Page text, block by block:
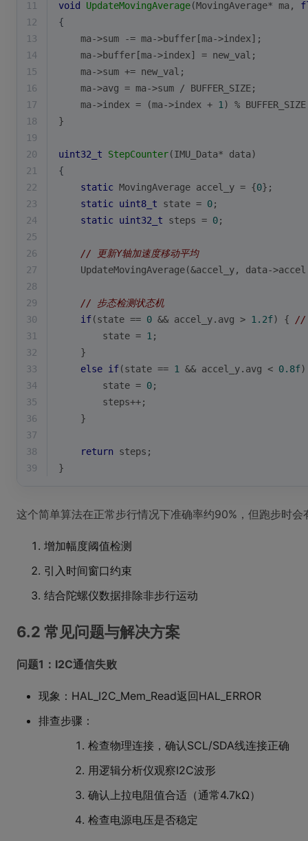
11 void UpdateMovingAverage(MovingAverage* ma,
12
{
13
    ma->sum -= ma->buffer[ma->index];
14
    ma->buffer[ma->index] = new_val;
15
    ma->sum += new_val;
16
    ma->avg = ma->sum / BUFFER_SIZE;
17
    ma->index = (ma->index +
1 ) %
18
}
19
20
uint32_t StepCounter(IMU_Data* data)
21
{
22
static MovingAverage accel_y = {0};
23
static uint8_t state = 0;
24
static uint32_t steps = 0;
25
26
// 更新Y轴加速度移动平均
27
UpdateMovingAverage(&accel_y, data-
28
29
// 步态检测状态机
30
if(state == 0 && accel_y.avg > 1.2f) { //
31
        state =
1 ;
32
    }
33
else if(state == 1 && accel_y.avg < 0.8f
34
        state =
0;
35
        steps++;
36
    }
37
38
return steps;
39
}
这个简单算法在正常步行情况下准确率约90%，但跑步时
增加幅度阈值检测
引入时间窗口约束
结合陀螺仪数据排除非步行运动
6.2 常见问题与解决方案
问题1：I2C通信失败
现象：HAL_I2C_Mem_Read返回HAL_ERROR
排查步骤：
检查物理连接，确认SCL/SDA线连接正确
用逻辑分析仪观察I2C波形
确认上拉电阻值合适（通常4.7kΩ）
检查电源电压是否稳定